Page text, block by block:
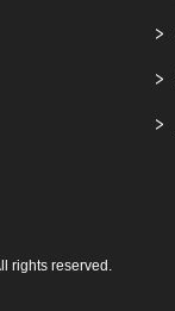
rights reserved.